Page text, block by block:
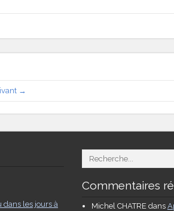
→
dans les jours à
Commentaires
Michel CHATRE dans